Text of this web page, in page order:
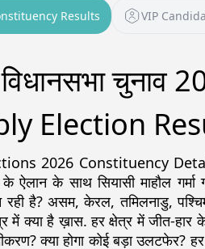
Results VIP
चुनाव
Election
2026 Constituency
के ऐलान के साथ सियासी माहौल
है? असम, केरल, तमिलनाडु,
में क्या है ख़ास. हर क्षेत्र में जीत-
क्या होगा कोई बड़ा उलटफेर?